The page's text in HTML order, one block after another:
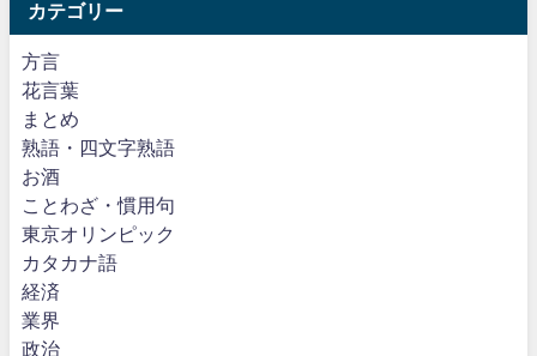
カテゴリー
方言
花言葉
まとめ
熟語・四文字熟語
お酒
ことわざ・慣用句
東京オリンピック
カタカナ語
経済
業界
政治